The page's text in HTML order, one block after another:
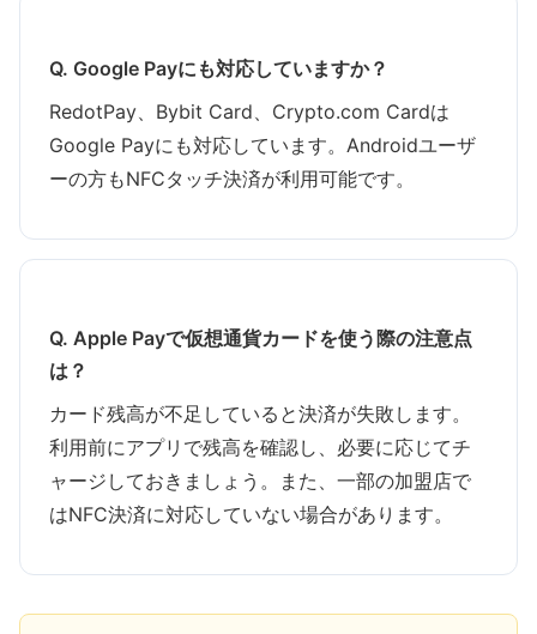
Q. Google Payにも対応していますか？
RedotPay、Bybit Card、Crypto.com Cardは
Google Payにも対応しています。Androidユーザ
ーの方もNFCタッチ決済が利用可能です。
Q. Apple Payで仮想通貨カードを使う際の注意点
は？
カード残高が不足していると決済が失敗します。
利用前にアプリで残高を確認し、必要に応じてチ
ャージしておきましょう。また、一部の加盟店で
はNFC決済に対応していない場合があります。